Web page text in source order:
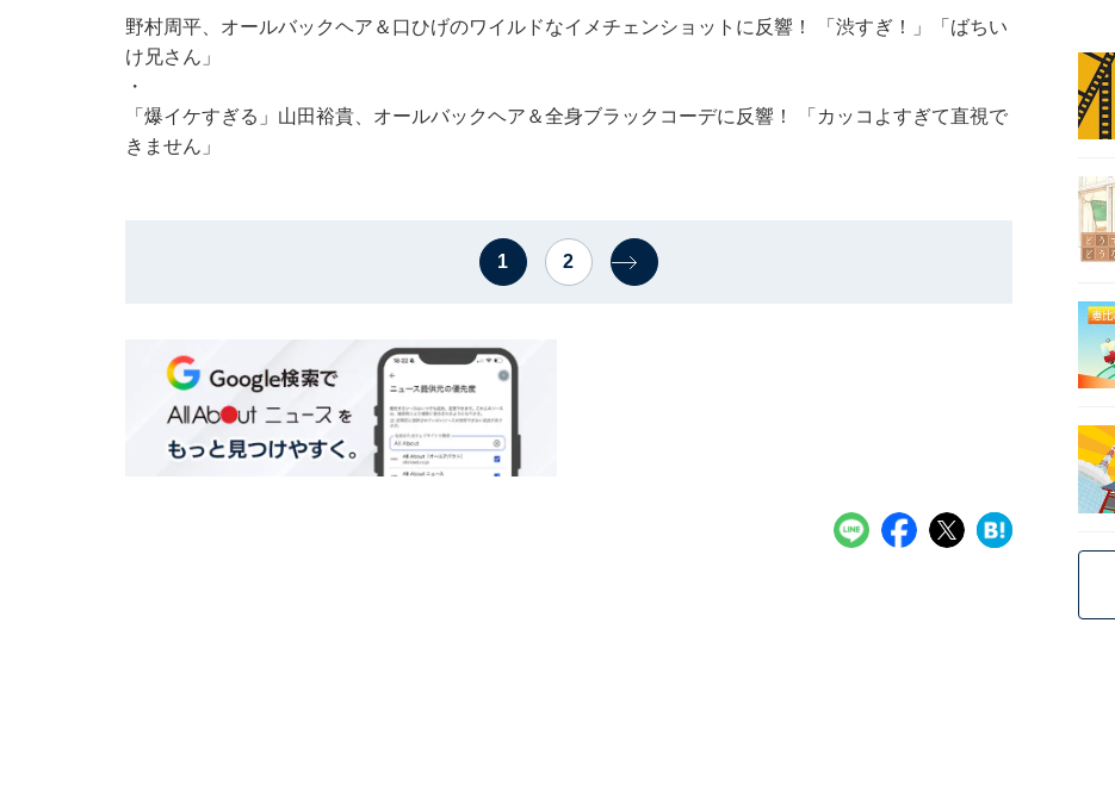
野村周平、オールバックヘア＆口ひげのワイルドなイメチェンショットに反響！ 「渋すぎ！」「ばちい
け兄さん」
・
「爆イケすぎる」山田裕貴、オールバックヘア＆全身ブラックコーデに反響！ 「カッコよすぎて直視で
きません」
1 2